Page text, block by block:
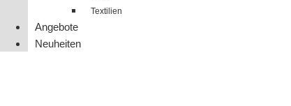
Textilien
Angebote
Neuheiten